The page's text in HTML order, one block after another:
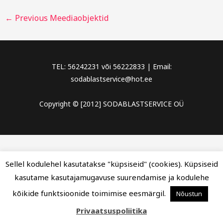
← Previous Meediaobjektid
TEL: 56242231 või 56222833 | Email:
sodablastservice@hot.ee
Copyright © [2012] SODABLASTSERVICE OÜ
Sellel kodulehel kasutatakse "küpsiseid" (cookies). Küpsiseid
kasutame kasutajamugavuse suurendamise ja kodulehe
kõikide funktsioonide toimimise eesmärgil.
Nõustun
Privaatsuspoliitika